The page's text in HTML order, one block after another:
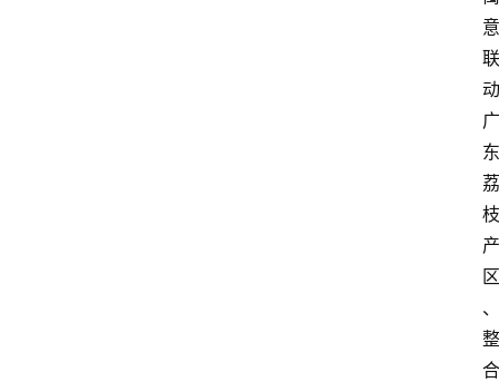
意
联
动
广
东
荔
枝
产
区
、
整
合